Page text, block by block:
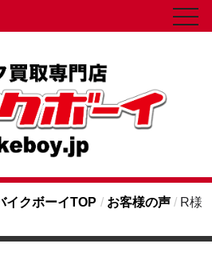
toggle
イクボーイTOP / お客様の声 / R様